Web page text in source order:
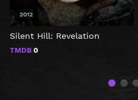
Silent Hill: Revelation
TMDB 0
2012